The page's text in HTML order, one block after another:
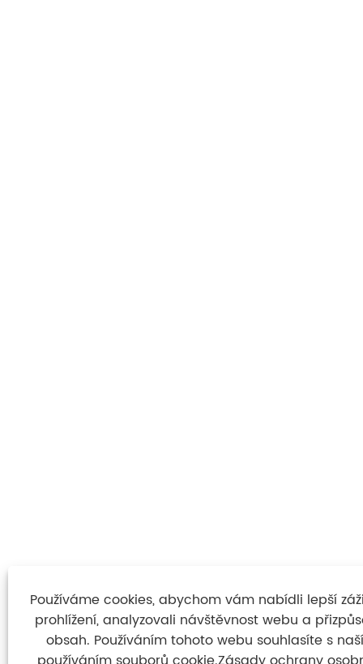
Používáme cookies, abychom vám nabídli lepší
prohlížení, analyzovali návštěvnost webu a
obsah. Používáním tohoto webu souhlasíte s